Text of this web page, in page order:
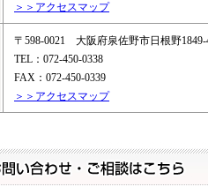
＞＞アクセスマップ
〒598-0021 大阪府泉佐野市日根野1849-
TEL：072-450-0338
FAX：072-450-0339
＞＞アクセスマップ